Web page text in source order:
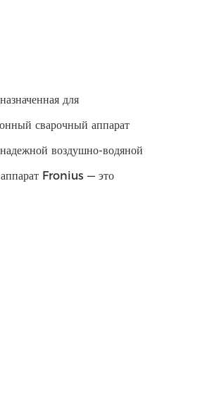
для
сварочный аппарат
воздушно-водяной
аппарат Fronius — это